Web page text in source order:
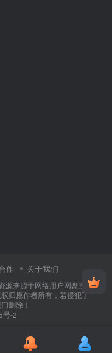
作 关于我们
源来源于网络用户网盘投
归原作者所有，若侵犯了
删除！
号-2